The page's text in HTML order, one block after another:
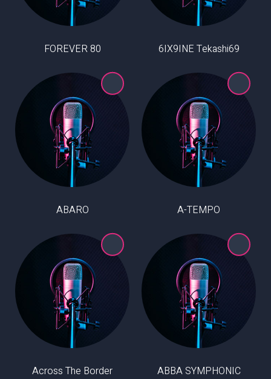
6IX9INE Tekashi69
80 FOREVER
A-TEMPO
ABARO
ABBA SYMPHONIC
Across The Border